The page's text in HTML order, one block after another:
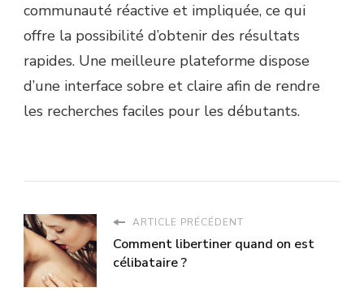
communauté réactive et impliquée, ce qui
offre la possibilité d’obtenir des résultats
rapides. Une meilleure plateforme dispose
d’une interface sobre et claire afin de rendre
les recherches faciles pour les débutants.
ARTICLE PRÉCÉDENT
Comment libertiner quand on est
célibataire ?